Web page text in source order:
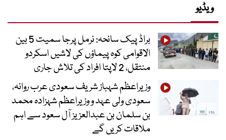
ویڈیو
براڈ پیک سانحہ: نرمل پرجا سمیت 5 بین
الاقوامی کوہ پیماؤں کی لاشیں اسکردو
منتقل، 2 لاپتا افراد کی تلاش جاری
وزیراعظم شہباز شریف سعودی عرب روانہ،
سعودی ولی عہد و وزیراعظم شہزادہ محمد
بن سلمان بن عبدالعزیز آل سعود سے اہم
ملاقات کریں گے